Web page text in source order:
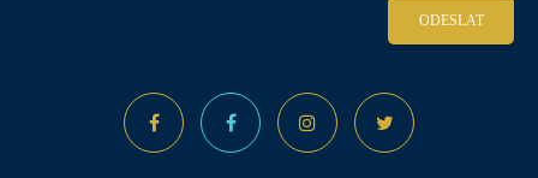
ODESLAT